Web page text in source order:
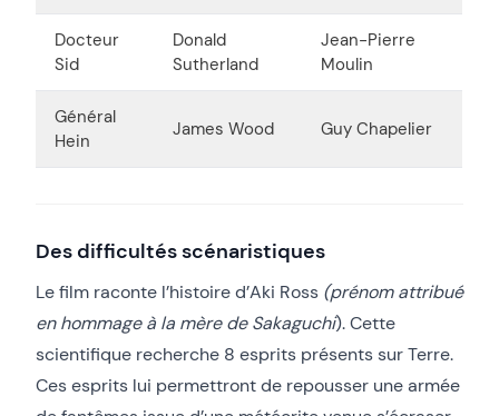
Docteur
Sid
Donald
Sutherland
Jean-Pierre
Moulin
Général
Hein
James Wood Guy Chapelier
Des difficultés scénaristiques
Le film raconte l’histoire d’Aki Ross (prénom attribué
en hommage à la mère de Sakaguchi). Cette
scientifique recherche 8 esprits présents sur Terre.
Ces esprits lui permettront de repousser une armée